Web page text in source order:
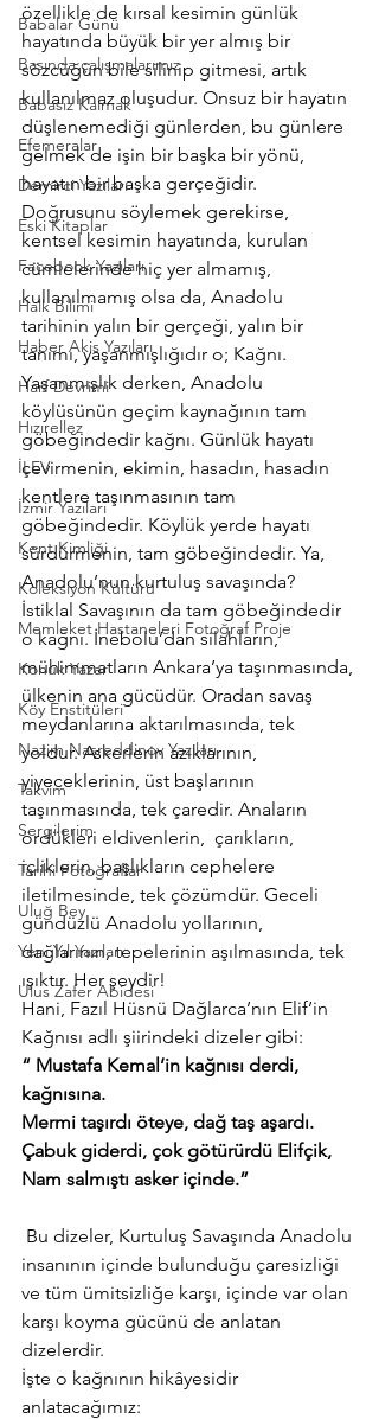
Babalar Günü
Basında çalışmalarımız
Babasız Kalmak
Efemeralar
Demirci Yazıları
Eski Kitaplar
Facebook Yazıları
Halk Bilimi
Haber Akis Yazıları
Harf Devrimi
Hızırellez
İLEV
İzmir Yazıları
Kent Kimliği
Koleksiyon Kültürü
Memleket Hastaneleri Fotoğraf Proje
Konuk Yazar
Köy Enstitüleri
Nazim Nasreddinov Yazıları
Takvim
Sergilerim
Tarihi Fotoğraflar
Uluğ Bey
Yeni Yıl Yazıları
Ulus Zafer Abidesi
özellikle de kırsal kesimin günlük
hayatında büyük bir yer almış bir
sözcüğün bile silinip gitmesi, artık
kullanılmaz oluşudur. Onsuz bir hayatın
düşlenemediği günlerden, bu günlere
gelmek de işin bir başka bir yönü,
hayatın bir başka gerçeğidir.
Doğrusunu söylemek gerekirse,
kentsel kesimin hayatında, kurulan
cümlelerinde hiç yer almamış,
kullanılmamış olsa da, Anadolu
tarihinin yalın bir gerçeği, yalın bir
tanımı, yaşanmışlığıdır o; Kağnı.
Yaşanmışlık derken, Anadolu
köylüsünün geçim kaynağının tam
göbeğindedir kağnı. Günlük hayatı
çevirmenin, ekimin, hasadın, hasadın
kentlere taşınmasının tam
göbeğindedir. Köylük yerde hayatı
sürdürmenin, tam göbeğindedir. Ya,
Anadolu’nun kurtuluş savaşında?
İstiklal Savaşının da tam göbeğindedir
o kağnı. İnebolu’dan silahların,
mühimmatların Ankara’ya taşınmasında,
ülkenin ana gücüdür. Oradan savaş
meydanlarına aktarılmasında, tek
yoldur. Askerlerin azıklarının,
yiyeceklerinin, üst başlarının
taşınmasında, tek çaredir. Anaların
ördükleri eldivenlerin,  çarıkların,
içliklerin, başlıkların cephelere
iletilmesinde, tek çözümdür. Geceli
gündüzlü Anadolu yollarının,
dağlarının, tepelerinin aşılmasında, tek
ışıktır. Her şeydir!
Hani, Fazıl Hüsnü Dağlarca’nın Elif’in
Kağnısı adlı şiirindeki dizeler gibi:
“ Mustafa Kemal’in kağnısı derdi,
kağnısına.
Mermi taşırdı öteye, dağ taş aşardı.
Çabuk giderdi, çok götürürdü Elifçik,
Nam salmıştı asker içinde.”
insanının içinde bulunduğu çaresizliği
ve tüm ümitsizliğe karşı, içinde var olan
karşı koyma gücünü de anlatan
dizelerdir.
İşte o kağnının hikâyesidir
anlatacağımız: